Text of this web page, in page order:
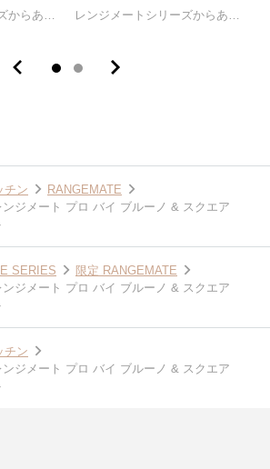
レンジメートシリーズからあの「BRUNO」とのデザインコラボ製品が限定数で新登場！「RANGEMATE PRO by BRUNO」TV CMやTV放映で人気の「レンジメート プロ」の機能・性能はそのままに、あの人気ブランド、BRUNOとのデザインコラボレーションが実現！■公式店限定 レンジメート専用ショッパー付き公式店でレンジメートプロをご注文で、専用ショッパーを同梱してお届けいたします！※数量限定のため、限定数に達し次第予告なく終了となります。予めご了承ください。 ※専用ショッパーがご不要な場合でも、もれなくショッパーをお届けします。※専用ショッパーについての個別対応はできかねます。 フタをして電子レンジで加熱するだけ。焼き塩さばであればたった4分、グリルで焼いたような香ばしい焼き目がつきます。電子レンジ調理だから失敗いらず、油跳ねや匂いも気になりません。慌ただしい朝の朝食やお弁当作りも火を使わないので安心です。夕食のあと一品やワンプレートランチ、来客時の簡単おつまみなど様々なシーンで活躍します。●1台で8つの多彩な調理。《焼く》《炒める》《炊く》《蒸す》《茹でる》《煮る》《温め直す》《アレンジ》8 つの調理法が電子レンジで可能に。セラミックコーティングのフタによりマイクロ波が食材に届くのを防ぐため、水分構造が壊れにくく、栄養や旨味を逃さず美味しい料理が出来上がります。●【特許取得】電子レンジで加熱するだけで、香ばしい焼き目がつく。火を使わずに電子レンジで加熱するだけ。フライパンで焼いたような料理ができるので、ご高齢の方やお子様、単身赴任のお父さん、料理に慣れていない方にも安心してご使用いただけます。●高い蓄熱性を実現。一時的に温かい状態を維持する。メーカー開発の特殊セラミックが高い蓄熱性を実現。調理後、そのまま食器の代わりとして食卓に出すことができるため、温かい状態の料理を楽しむことができます。洗い物を減らせるので家事の時短にも繋がります。●お手入れ、とっても簡単。フッ素樹脂コーティング加工を採用。耐スクラッチ性で焦げつきにくく、調理した後の汚れがラクに落ちます。丸洗いできるので、お手入れもとっても簡単です。 ブランド RANGEMATE (レンジメート) 製品名 RANGEMATE PRO by BRUNO (レンジメート プロ バイ ブルーノ) 型番 MCB101A メーカー希望小売価格 13,455円 (税込価格14,800円) カラー ブルーグレー / ホワイト サイズ(約) 本体：外径/22.5cm×高さ6.6cm×全長25.8cm(持ち手を含む) 内径/20.8cm・深さ2.5cm（プレート1.5cm）フタ：直径/20.7cm×高さ5.2cm 重量(約) 806g 容量(約) 530ml 材質 アルミメッキ鋼板(本体内側ふっ素樹脂塗膜加工)・SPS(シンジオタクチックポリスチレン)・セラミック・アルミナ繊維・シリコーン 対応温度(樹脂部分) -20℃〜190℃ セット内容 本体・取扱説明書兼専用レシピブック(44品) 保証期間 1年 生産国 韓国 食洗機 非対応 レンジメートシリーズからあの「BRUNO」とのデザインコラボ製品が限定数で新登場！「RANGEMATE PRO SQUARE by BRUNO」TV CMやTV放映で人気の「レンジメート プロ」。機能・性能はそのままに、人気ブランド「BRUNO」との待望の第二弾デザインコラボレーションが実現！機能はそのまま、容量がアップ！丸型から容量1.5倍、焼ける長さは最大+4cm。■公式店限定 レンジメート専用ショッパー付き公式店でレンジメートプロをご注文で、専用ショッパーを同梱してお届けいたします！※数量限定のため、限定数に達し次第予告なく終了となります。予めご了承ください。 ※専用ショッパーがご不要な場合でも、もれなくショッパーをお届けします。※専用ショッパーについての個別対応はできかねます。 フタをして電子レンジで加熱するだけ。焼き塩さばであればたった4分、グリルで焼いたような香ばしい焼き目がつきます。電子レンジ調理だから失敗いらず、油跳ねや匂いも気になりません。慌ただしい朝の朝食やお弁当作りも火を使わないので安心です。夕食のあと一品やワンプレートランチ、来客時の簡単おつまみなど様々なシーンで活躍します。●【電子レンジ調理器でフライパンで焼いたような本格的な調理ができる！】フタをして電子レンジで加熱するだけで、魚焼きグリルを使わず魚焼きができてお手入れも簡単。さらに、焼くだけではなく、煮る、蒸す、炊く、茹でる、炒めるがこの一台できちゃう優れもの！●【1台で8つの多彩な調理】《焼く》《炒める》《炊く》《蒸す》《茹でる》《煮る》《温め直す》《アレンジ》 8 つの調理法が電子レンジで可能に。セラミックコーティングのフタによりマイクロ波が直接食材に届くのを防ぐため、 水分構造が壊れにくく、栄養や旨味を逃さず美味しい料理が出来上がります。●【使い方もお手入れも簡単！便利！料理が楽しく！】食材を入れフタをして、電子レンジに入れて加熱するだけ フライパンで焼いたような香ばしい焼き目がつきます！●【お手入れらくらく♪】フッ素樹脂コーティング加工を採用。 耐スクラッチ性で焦げつきにくく、調理した後の汚れがラクに落ちます。 丸洗いできるので、お手入れもとっても簡単です。●【面倒なグリル掃除は必要なし！】火を使わないので安心して簡単にご使用いただけます！ご高齢の方、小さなお子様がいるご家庭、調理器具に不慣れな方におススメです。●【電子レンジで直火のような調理】一般的なマイクロ波による直接的な摩擦熱での温めに比べレンジメートプロならセラミックコーティングのフタが直接食材にあたることを防ぎ、 本体内部の発熱体、蓄熱ヒートコアが発熱することで焼き目がつきます。●【高い蓄熱性を実現】メーカー開発の特殊発熱体、蓄熱ヒートコアが高い蓄熱性を実現。調理後、そのまま食器の代わりとして食卓に出すことができるため、 温かい状態の料理を楽しむことができます。洗い物を減らせるので家事の時短にも繋がります。●【優れた熱効率】特許取得の加熱技術により、プレートを300度以上の高熱にすることで、 まるでフライパン調理のような香ばしい焼き目調理が、短時間で可能です。●【大切な人へ気持ちを伝えるプレゼントに】誕生日、母の日、敬老の日、就職祝い、結婚祝い、出産祝い などなど 大切な人へのプレゼントにいかがですか？ ブランド RANGEMATE (レンジメート) 製品名 RANGEMATE PRO SQUARE by BRUNO (レンジメート プロ スクエア バイ ブルーノ) 型番 MCB102A メーカー希望小売価格 14,000円 (税込価格15,400円) カラー ブルーグレー / ホワイト サイズ(約) 本体：幅25.5cm×奥行22.7cm×高さ6.5cm(持ち手を含む) 内径/幅23.8cm×奥行17.6cm×深さ2cm フタ：幅23.6cm×奥行17.4cm×高さ5.5cm 重量(約) 1243g 容量(約) 800ml 材質 アルミメッキ鋼板(本体内側ふっ素樹脂塗膜加工)・SPS(シンジオタクチックポリスチレン)・セラミック・アルミナ繊維・シリコーン 対応温度(樹脂部分) -20℃〜190℃ セット内容 本体・取扱説明書兼専用レシピブック(45品) 保証期間 1年 生産国 韓国 食洗機 対応
チン
RANGEMATE
ンジメート プロ バイ ブルーノ & スクエア
SERIES
限定 RANGEMATE
ンジメート プロ バイ ブルーノ & スクエア
チン
ンジメート プロ バイ ブルーノ & スクエア